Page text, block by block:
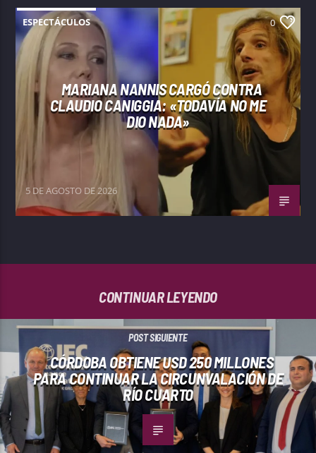
ESPECTÁCULOS 0
MARIANA NANNIS CARGÓ CONTRA
CLAUDIO CANIGGIA: «TODAVÍA NO ME
DIO NADA»
5 DE AGOSTO DE 2026
CONTINUAR LEYENDO
POST SIGUIENTE
CÓRDOBA OBTIENE USD 250 MILLONES
PARA CONTINUAR LA CIRCUNVALACIÓN DE
RÍO CUARTO